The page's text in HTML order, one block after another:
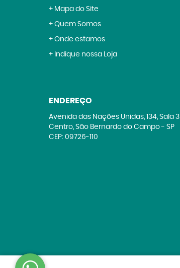
Mapa do Site
Quem Somos
Onde estamos
Indique nossa Loja
ENDEREÇO
Avenida das Nações Unidas, 134, Sala 3
Centro, São Bernardo do Campo- SP
CEP: 09726-110